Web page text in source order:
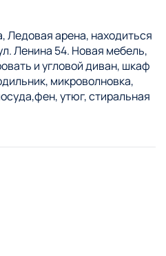
Ледовая арена, находиться
Ленина 54. Новая мебель,
и угловой диван, шкаф
микроволновка,
утюг, стиральная
вентилятор,
белье -25 руб. Квартира
отчетные документы,